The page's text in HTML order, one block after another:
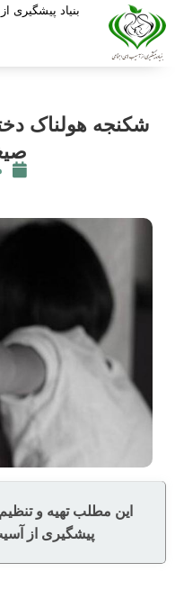
بنیاد پیشگیری
این مطلب تهیه و
پیشگیری از